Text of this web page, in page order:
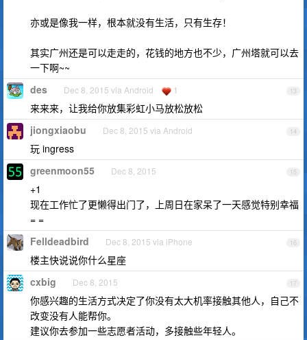
亦或是像我一样，根本就没有生活，只有生存！
其实广州还是可以走走的，花钱的地方也不少，广州塔就可以去
一下啊~~
13
des Dec 8, 2015 via Android 1
来来来，让我给你放集彩虹小马放松放松
14
jiongxiaobu Dec 8, 2015 via Android
玩 ingress
15
greenmoon55 Dec 8, 2015
+1
现在工作忙了更懒得出门了，上周日在家呆了一天感觉特别幸福
= =
16
Felldeadbird Dec 8, 2015 via iPhone
楼主快说说你什么星座
17
cxbig Dec 8, 2015
你感兴趣的生活方式决定了你没有太大机率接触其他人，自己不
改变没有人能帮你。
建议你去参加一些志愿者活动，多接触些年轻人。